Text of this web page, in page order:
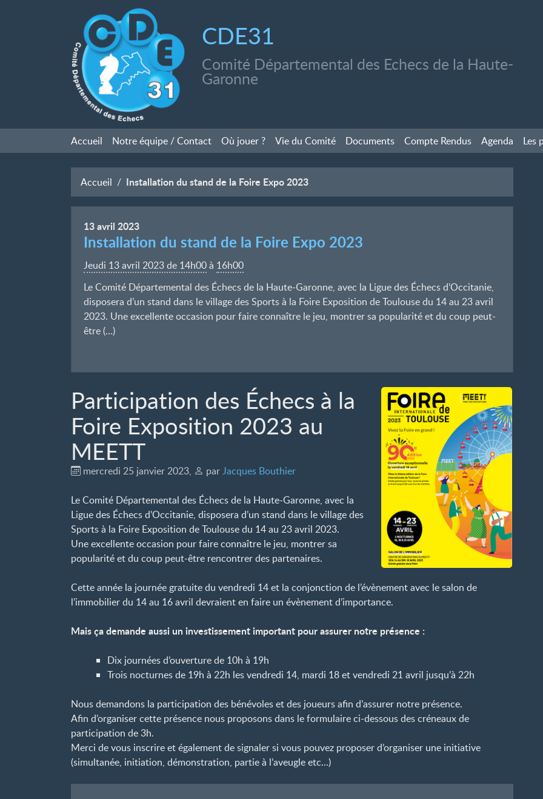
CDE31
Comité Départemental des Echecs de la Haute-
Garonne
Accueil Notre équipe / Contact Où jouer ? Vie du Comité Documents Compte Rendus Agenda Les
Accueil Installation du stand de la Foire Expo 2023
13avril 2023
Installation du stand de la Foire Expo 2023
Jeudi 13 avril 2023 de 14h00à 16h00
Le Comité Départemental des Échecs de la Haute-Garonne, avec la Ligue des Échecs d’Occitanie,
disposera d’un stand dans le village des Sports à la Foire Exposition de Toulouse du 14 au 23 avril
2023. Une excellente occasion pour faire connaître le jeu, montrer sa popularité et du coup peut-
être (…)
Participation des Échecs à la
Foire Exposition 2023 au
MEETT
mercredi 25 janvier 2023, parJacques Bouthier
Le Comité Départemental des Échecs de la Haute-Garonne, avec la
Ligue des Échecs d’Occitanie, disposera d’un stand dans le village des
Sports à la Foire Exposition de Toulouse du 14 au 23 avril 2023.
Une excellente occasion pour faire connaître le jeu, montrer sa
popularité et du coup peut-être rencontrer des partenaires.
Cette année la journée gratuite du vendredi 14 et la conjonction de l’évènement avec le salon de
l’immobilier du 14 au 16 avril devraient en faire un évènement d’importance.
Mais ça demande aussi un investissement important pour assurer notre présence :
Dix journées d’ouverture de 10h à 19h
Trois nocturnes de 19h à 22h les vendredi 14, mardi 18 et vendredi 21 avril jusqu’à 22h
Nous demandons la participation des bénévoles et des joueurs afin d’assurer notre présence.
Afin d’organiser cette présence nous proposons dans le formulaire ci-dessous des créneaux de
participation de 3h.
Merci de vous inscrire et également de signaler si vous pouvez proposer d’organiser une initiative
(simultanée, initiation, démonstration, partie à l’aveugle etc...)